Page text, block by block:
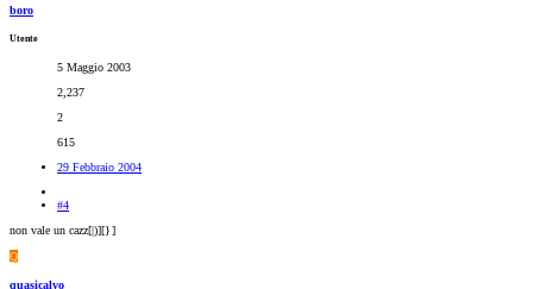
boro
Utente
5 Maggio 2003
2,237
2
615
29 Febbraio 2004
#4
non vale un cazz[|)][}]
Q
quasicalvo